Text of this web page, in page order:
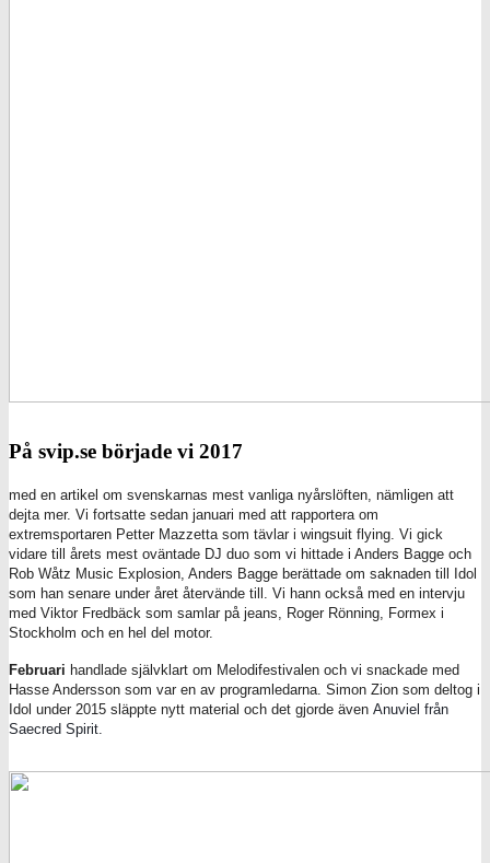
På svip.se började vi 2017
med en artikel om svenskarnas mest vanliga nyårslöften, nämligen att
dejta mer. Vi fortsatte sedan januari med att rapportera om
extremsportaren Petter Mazzetta som tävlar i wingsuit flying. Vi gick
vidare till årets mest oväntade DJ duo som vi hittade i Anders Bagge och
Rob Wåtz Music Explosion, Anders Bagge berättade om saknaden till Idol
som han senare under året återvände till. Vi hann också med en intervju
med Viktor Fredbäck som samlar på jeans, Roger Rönning, Formex i
Stockholm och en hel del motor.
Februari handlade självklart om Melodifestivalen och vi snackade med
Hasse Andersson som var en av programledarna. Simon Zion som deltog i
Idol under 2015 släppte nytt material och det gjorde även Anuviel från
Saecred Spirit.